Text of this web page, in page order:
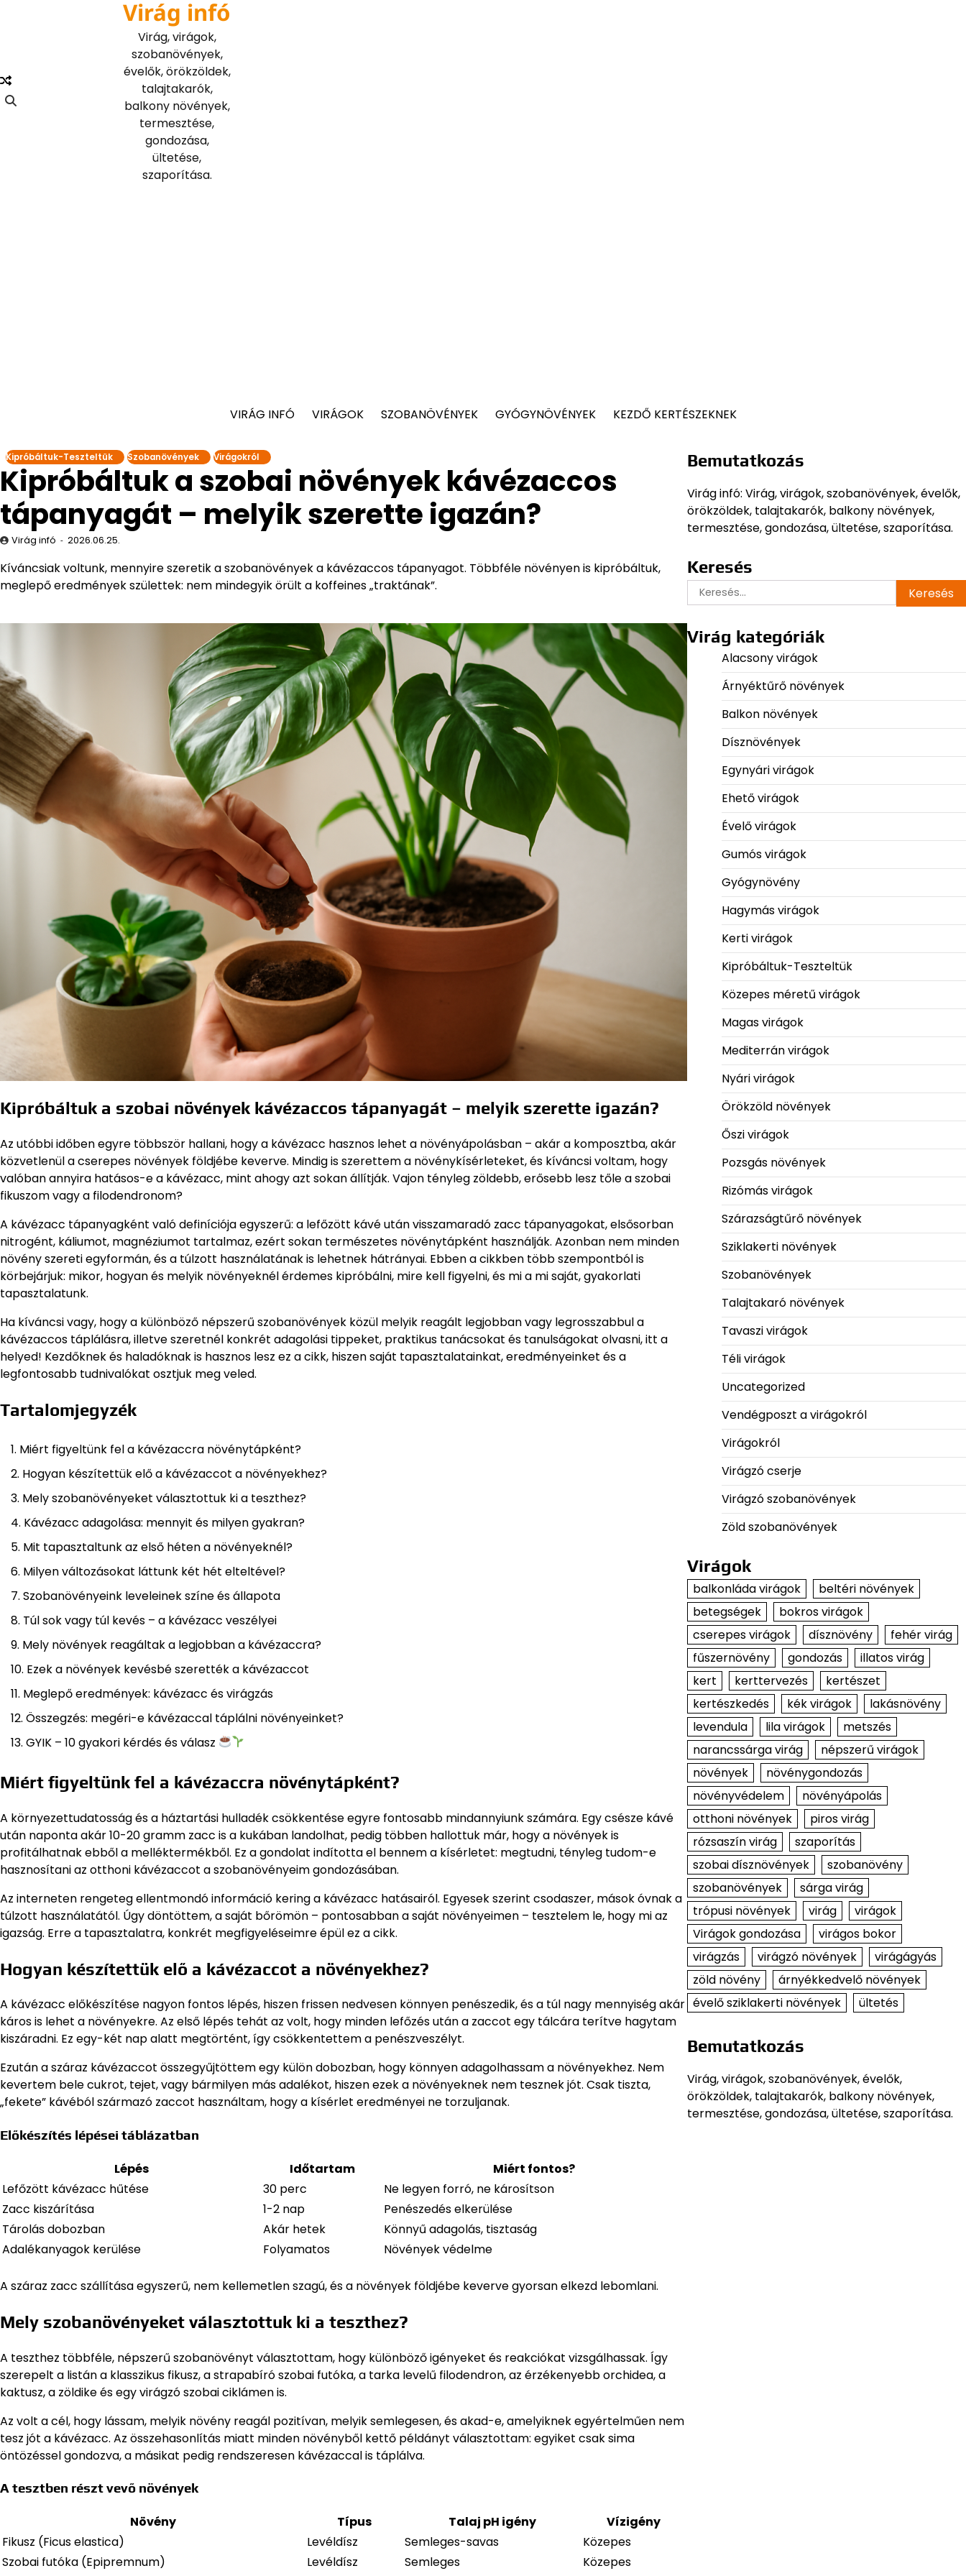
Virág infó
Virág, virágok,
szobanövények,
évelők, örökzöldek,
talajtakarók,
balkony növények,
termesztése,
gondozása,
ültetése,
szaporítása.
VIRÁG INFÓ VIRÁGOK SZOBANÖVÉNYEK GYÓGYNÖVÉNYEK KEZDŐ KERTÉSZEKNEK
Kipróbáltuk-Teszteltük Szobanövények Virágokról
Kipróbáltuk a szobai növények kávézaccos
tápanyagát – melyik szerette igazán?
Virág infó 2026.06.25.
Kíváncsiak voltunk, mennyire szeretik a szobanövények a kávézaccos tápanyagot. Többféle növényen is kipróbáltuk,
meglepő eredmények születtek: nem mindegyik örült a koffeines „traktának”.
Kipróbáltuk a szobai növények kávézaccos tápanyagát – melyik szerette igazán?
Az utóbbi időben egyre többször hallani, hogy a kávézacc hasznos lehet a növényápolásban – akár a komposztba, akár
közvetlenül a cserepes növények földjébe keverve. Mindig is szerettem a növénykísérleteket, és kíváncsi voltam, hogy
valóban annyira hatásos-e a kávézacc, mint ahogy azt sokan állítják. Vajon tényleg zöldebb, erősebb lesz tőle a szobai
fikuszom vagy a filodendronom?
A kávézacc tápanyagként való definíciója egyszerű: a lefőzött kávé után visszamaradó zacc tápanyagokat, elsősorban
nitrogént, káliumot, magnéziumot tartalmaz, ezért sokan természetes növénytápként használják. Azonban nem minden
növény szereti egyformán, és a túlzott használatának is lehetnek hátrányai. Ebben a cikkben több szempontból is
körbejárjuk: mikor, hogyan és melyik növényeknél érdemes kipróbálni, mire kell figyelni, és mi a mi saját, gyakorlati
tapasztalatunk.
Ha kíváncsi vagy, hogy a különböző népszerű szobanövények közül melyik reagált legjobban vagy legrosszabbul a
kávézaccos táplálásra, illetve szeretnél konkrét adagolási tippeket, praktikus tanácsokat és tanulságokat olvasni, itt a
helyed! Kezdőknek és haladóknak is hasznos lesz ez a cikk, hiszen saját tapasztalatainkat, eredményeinket és a
legfontosabb tudnivalókat osztjuk meg veled.
Tartalomjegyzék
Miért figyeltünk fel a kávézaccra növénytápként?
Hogyan készítettük elő a kávézaccot a növényekhez?
Mely szobanövényeket választottuk ki a teszthez?
Kávézacc adagolása: mennyit és milyen gyakran?
Mit tapasztaltunk az első héten a növényeknél?
Milyen változásokat láttunk két hét elteltével?
Szobanövényeink leveleinek színe és állapota
Túl sok vagy túl kevés – a kávézacc veszélyei
Mely növények reagáltak a legjobban a kávézaccra?
Ezek a növények kevésbé szerették a kávézaccot
Meglepő eredmények: kávézacc és virágzás
Összegzés: megéri-e kávézaccal táplálni növényeinket?
GYIK – 10 gyakori kérdés és válasz
Miért figyeltünk fel a kávézaccra növénytápként?
A környezettudatosság és a háztartási hulladék csökkentése egyre fontosabb mindannyiunk számára. Egy csésze kávé
után naponta akár 10-20 gramm zacc is a kukában landolhat, pedig többen hallottuk már, hogy a növények is
profitálhatnak ebből a melléktermékből. Ez a gondolat indította el bennem a kísérletet: megtudni, tényleg tudom-e
hasznosítani az otthoni kávézaccot a szobanövényeim gondozásában.
Az interneten rengeteg ellentmondó információ kering a kávézacc hatásairól. Egyesek szerint csodaszer, mások óvnak a
túlzott használatától. Úgy döntöttem, a saját bőrömön – pontosabban a saját növényeimen – tesztelem le, hogy mi az
igazság. Erre a tapasztalatra, konkrét megfigyeléseimre épül ez a cikk.
Hogyan készítettük elő a kávézaccot a növényekhez?
A kávézacc előkészítése nagyon fontos lépés, hiszen frissen nedvesen könnyen penészedik, és a túl nagy mennyiség akár
káros is lehet a növényekre. Az első lépés tehát az volt, hogy minden lefőzés után a zaccot egy tálcára terítve hagytam
kiszáradni. Ez egy-két nap alatt megtörtént, így csökkentettem a penészveszélyt.
Ezután a száraz kávézaccot összegyűjtöttem egy külön dobozban, hogy könnyen adagolhassam a növényekhez. Nem
kevertem bele cukrot, tejet, vagy bármilyen más adalékot, hiszen ezek a növényeknek nem tesznek jót. Csak tiszta,
„fekete” kávéból származó zaccot használtam, hogy a kísérlet eredményei ne torzuljanak.
Előkészítés lépései táblázatban
Lépés Időtartam
Miért fontos?
Lefőzött kávézacc hűtése
30 perc
Ne legyen forró, ne károsítson
Zacc kiszárítása
1-2 nap
Penészedés elkerülése
Tárolás dobozban
Akár hetek
Könnyű adagolás, tisztaság
Adalékanyagok kerülése
Folyamatos Növények védelme
A száraz zacc szállítása egyszerű, nem kellemetlen szagú, és a növények földjébe keverve gyorsan elkezd lebomlani.
Mely szobanövényeket választottuk ki a teszthez?
A teszthez többféle, népszerű szobanövényt választottam, hogy különböző igényeket és reakciókat vizsgálhassak. Így
szerepelt a listán a klasszikus fikusz, a strapabíró szobai futóka, a tarka levelű filodendron, az érzékenyebb orchidea, a
kaktusz, a zöldike és egy virágzó szobai ciklámen is.
Az volt a cél, hogy lássam, melyik növény reagál pozitívan, melyik semlegesen, és akad-e, amelyiknek egyértelműen nem
tesz jót a kávézacc. Az összehasonlítás miatt minden növényből kettő példányt választottam: egyiket csak sima
öntözéssel gondozva, a másikat pedig rendszeresen kávézaccal is táplálva.
A tesztben részt vevő növények
Növény Típus Talaj pH igény
Vízigény
Fikusz (Ficus elastica)
Levéldísz Semleges-savas
Közepes
Szobai futóka (Epipremnum)
Levéldísz Semleges
Közepes
Bemutatkozás
Virág infó: Virág, virágok, szobanövények, évelők,
örökzöldek, talajtakarók, balkony növények,
termesztése, gondozása, ültetése, szaporítása.
Keresés
Keresés:
Virág kategóriák
Alacsony virágok
Árnyéktűrő növények
Balkon növények
Dísznövények
Egynyári virágok
Ehető virágok
Évelő virágok
Gumós virágok
Gyógynövény
Hagymás virágok
Kerti virágok
Kipróbáltuk-Teszteltük
Közepes méretű virágok
Magas virágok
Mediterrán virágok
Nyári virágok
Örökzöld növények
Őszi virágok
Pozsgás növények
Rizómás virágok
Szárazságtűrő növények
Sziklakerti növények
Szobanövények
Talajtakaró növények
Tavaszi virágok
Téli virágok
Uncategorized
Vendégposzt a virágokról
Virágokról
Virágzó cserje
Virágzó szobanövények
Zöld szobanövények
Virágok
balkonláda virágok
beltéri növények
betegségek
bokros virágok
cserepes virágok
dísznövény
fehér virág
fűszernövény
gondozás
illatos virág
kert
kerttervezés
kertészet
kertészkedés
kék virágok
lakásnövény
levendula
lila virágok
metszés
narancssárga virág
népszerű virágok
növények
növénygondozás
növényvédelem
növényápolás
otthoni növények
piros virág
rózsaszín virág
szaporítás
szobai dísznövények
szobanövény
szobanövények
sárga virág
trópusi növények
virág
virágok
Virágok gondozása
virágos bokor
virágzás
virágzó növények
virágágyás
zöld növény
árnyékkedvelő növények
évelő sziklakerti növények
ültetés
Bemutatkozás
Virág, virágok, szobanövények, évelők,
örökzöldek, talajtakarók, balkony növények,
termesztése, gondozása, ültetése, szaporítása.